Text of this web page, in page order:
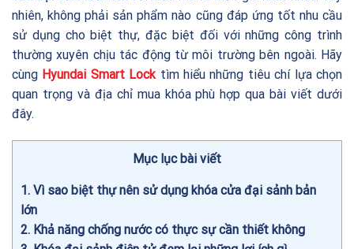
nhiên, không phải sản phẩm nào cũng đáp ứng tốt nhu cầu
sử dụng cho biệt thự, đặc biệt đối với những công trình
thường xuyên chịu tác động từ môi trường bên ngoài. Hãy
cùng Hyundai Smart Locktìm hiểu những tiêu chí lựa chọn
quan trọng và địa chỉ mua khóa phù hợp qua bài viết dưới
đây.
Mục lục bài viết
1 Vì sao biệt thự nên sử dụng khóa cửa đại sảnh bản
lớn
2 Khả năng chống nước có thực sự cần thiết không